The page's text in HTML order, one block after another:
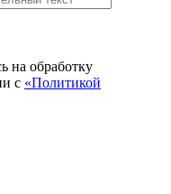
на обработку
с «Политикой